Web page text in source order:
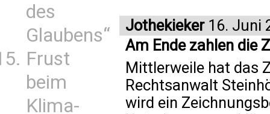
des
Glaubens“
Frust
beim
Klima-
Jothekieker16. Juni
Am Ende zahlen die
Mittlerweile hat das
Rechtsanwalt
wird ein